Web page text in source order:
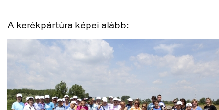
A kerékpártúra képei alább: